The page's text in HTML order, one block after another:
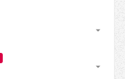

